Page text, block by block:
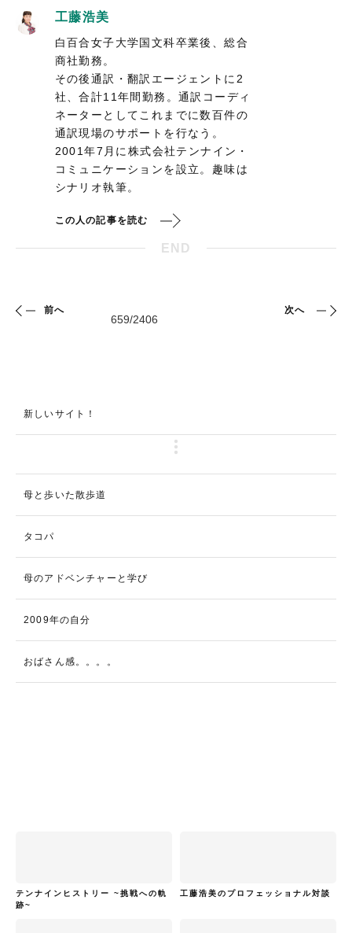
工藤浩美
白百合女子大学国文科卒業後、総合
商社勤務。
その後通訳・翻訳エージェントに2
社、合計11年間勤務。通訳コーディ
ネーターとしてこれまでに数百件の
通訳現場のサポートを行なう。
2001年7月に株式会社テンナイン・
コミュニケーションを設立。趣味は
シナリオ執筆。
この人の記事を読む
END
前へ 次へ
新しいサイト！
母と歩いた散歩道
タコパ
母のアドベンチャーと学び
2009年の自分
おばさん感。。。。
テンナインヒストリー ~挑戦への軌
跡~
工藤浩美のプロフェッショナル対談